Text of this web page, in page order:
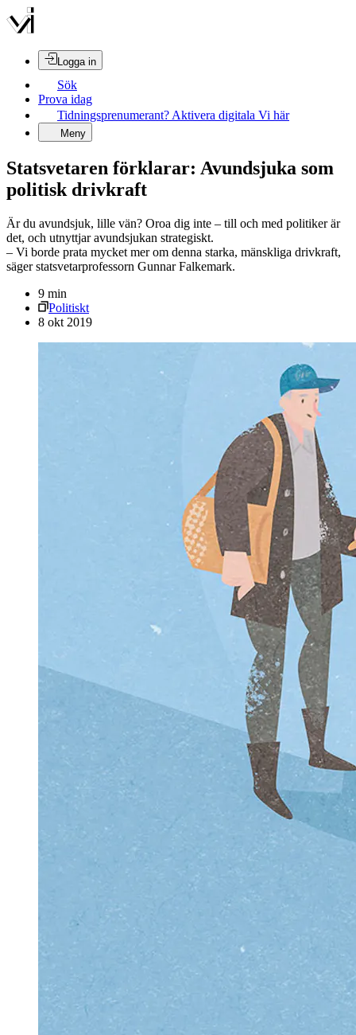
Logga in
Sök
Prova idag
Tidningsprenumerant? Aktivera digitala Vi här
Meny
Statsvetaren förklarar: Avundsjuka som
politisk drivkraft
Är du avundsjuk, lille vän? Oroa dig inte – till och med politiker är
det, och utnyttjar avundsjukan strategiskt.
– Vi borde prata mycket mer om denna starka, mänskliga drivkraft,
säger statsvetarprofessorn Gunnar Falkemark.
9 min
Politiskt
8 okt 2019